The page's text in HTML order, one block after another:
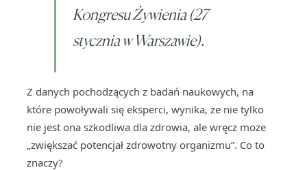
Kongresu Żywienia (27
stycznia w Warszawie).
Z danych pochodzących z badań naukowych, na
które powoływali się eksperci, wynika, że nie tylko
nie jest ona szkodliwa dla zdrowia, ale wręcz może
„zwiększać potencjał zdrowotny organizmu”. Co to
znaczy?